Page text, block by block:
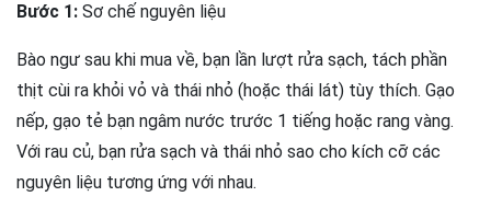
Bước 1: Sơ chế nguyên liệu
Bào ngư sau khi mua về, bạn lần lượt rửa sạch, tách phần
thịt cùi ra khỏi vỏ và thái nhỏ (hoặc thái lát) tùy thích. Gạo
nếp, gạo tẻ bạn ngâm nước trước 1 tiếng hoặc rang vàng.
Với rau củ, bạn rửa sạch và thái nhỏ sao cho kích cỡ các
nguyên liệu tương ứng với nhau.